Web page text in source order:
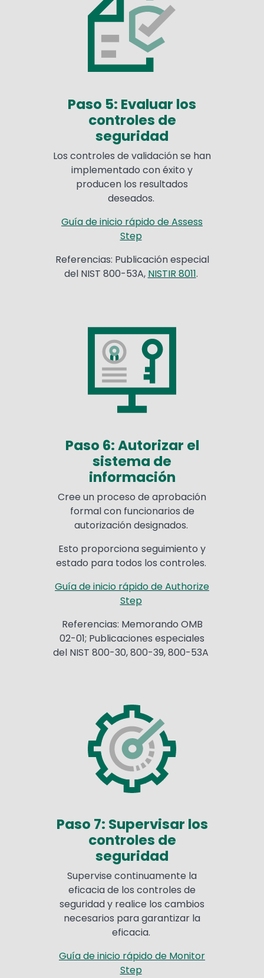
Paso 5: Evaluar los
controles de
seguridad
Los controles de validación se han
implementado con éxito y
producen los resultados
deseados.
Guía de inicio rápido de Assess
Step
Referencias: Publicación especial
del NIST 800-53A, NISTIR 8011.
Paso 6: Autorizar el
sistema de
información
Cree un proceso de aprobación
formal con funcionarios de
autorización designados.
Esto proporciona seguimiento y
estado para todos los controles.
Guía de inicio rápido de Authorize
Step
Referencias: Memorando OMB
02-01; Publicaciones especiales
del NIST 800-30, 800-39, 800-53A
Paso 7: Supervisar los
controles de
seguridad
Supervise continuamente la
eficacia de los controles de
seguridad y realice los cambios
necesarios para garantizar la
eficacia.
Guía de inicio rápido de Monitor
Step